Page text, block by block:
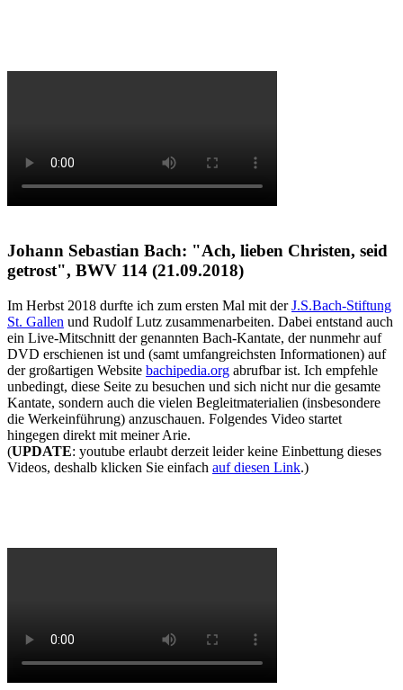
Johann Sebastian Bach: "Ach, lieben Christen, seid
getrost", BWV 114 (21.09.2018)
Im Herbst 2018 durfte ich zum ersten Mal mit derJ.S.Bach-Stiftung
St. Gallen und Rudolf Lutz zusammenarbeiten. Dabei entstand auch
ein Live-Mitschnitt der genannten Bach-Kantate, der nunmehr auf
DVD erschienen ist und (samt umfangreichsten Informationen) auf
der großartigen Website bachipedia.org abrufbar ist. Ich empfehle
unbedingt, diese Seite zu besuchen und sich nicht nur die gesamte
Kantate, sondern auch die vielen Begleitmaterialien (insbesondere
die Werkeinführung) anzuschauen. Folgendes Video startet
hingegen direkt mit meiner Arie.
(UPDATE: youtube erlaubt derzeit leider keine Einbettung dieses
Videos, deshalb klicken Sie einfach auf diesen Link.)